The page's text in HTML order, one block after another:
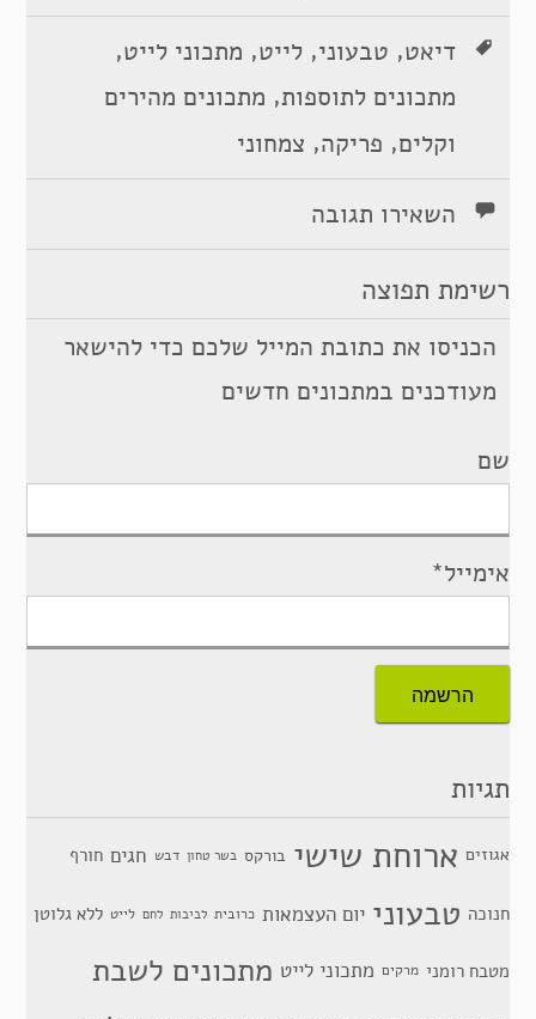
דיאט, טבעוני,לייט, מתכוני לייט,
מתכונים לתוספות, מתכונים מהירים
וקלים, פריקה, צמחוני
השאירו תגובה
רשימת תפוצה
הכניסו את כתובת המייל שלכם כדי להישאר
מעודכנים במתכונים חדשים
שם
אימייל*
תגיות
אגוזים ארוחת שישי בורקס בשר טחון דבש חגים חורף
חנוכה טבעוני יום העצמאות כרובית לביבות לחם לייט ללא גלוטן
מטבח רומני מרקים מתכוני לייט מתכונים לשבת